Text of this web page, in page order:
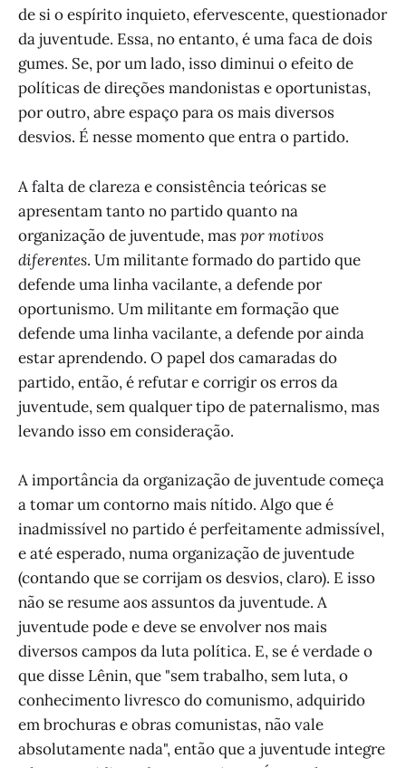
de si o espírito inquieto, efervescente, questionador
da juventude. Essa, no entanto, é uma faca de dois
gumes. Se, por um lado, isso diminui o efeito de
políticas de direções mandonistas e oportunistas,
por outro, abre espaço para os mais diversos
desvios. É nesse momento que entra o partido.
A falta de clareza e consistência teóricas se
apresentam tanto no partido quanto na
organização de juventude, maspor motivos
diferentes. Um militante formado do partido que
defende uma linha vacilante, a defende por
oportunismo. Um militante em formação que
defende uma linha vacilante, a defende por ainda
estar aprendendo. O papel dos camaradas do
partido, então, é refutar e corrigir os erros da
juventude, sem qualquer tipo de paternalismo, mas
levando isso em consideração.
A importância da organização de juventude começa
a tomar um contorno mais nítido. Algo que é
inadmissível no partido é perfeitamente admissível,
e até esperado, numa organização de juventude
(contando que se corrijam os desvios, claro). E isso
não se resume aos assuntos da juventude. A
juventude pode e deve se envolver nos mais
diversos campos da luta política. E, se é verdade o
que disse Lênin, que "sem trabalho, sem luta, o
conhecimento livresco do comunismo, adquirido
em brochuras e obras comunistas, não vale
absolutamente nada", então que a juventude integre